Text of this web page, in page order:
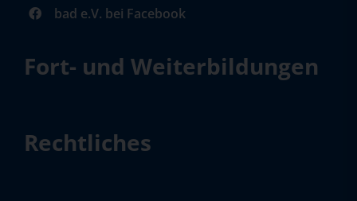
bad e.V. bei Facebook
Fort- und Weiterbildungen
Rechtliches